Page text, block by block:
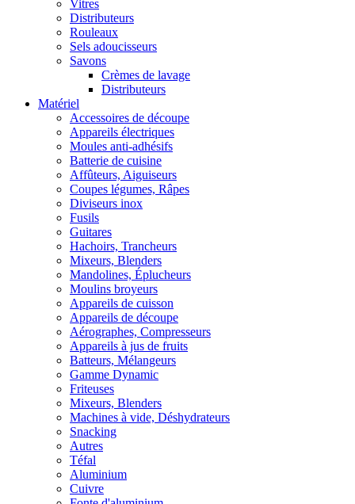
Vitres
Distributeurs
Rouleaux
Sels adoucisseurs
Savons
Crèmes de lavage
Distributeurs
Matériel
Accessoires de découpe
Appareils électriques
Moules anti-adhésifs
Batterie de cuisine
Affûteurs, Aiguiseurs
Coupes légumes, Râpes
Diviseurs inox
Fusils
Guitares
Hachoirs, Trancheurs
Mixeurs, Blenders
Mandolines, Éplucheurs
Moulins broyeurs
Appareils de cuisson
Appareils de découpe
Aérographes, Compresseurs
Appareils à jus de fruits
Batteurs, Mélangeurs
Gamme Dynamic
Friteuses
Mixeurs, Blenders
Machines à vide, Déshydrateurs
Snacking
Autres
Téfal
Aluminium
Cuivre